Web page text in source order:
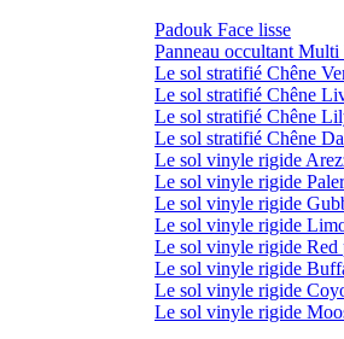
Padouk Face lisse
Panneau occultant
Le sol stratifié Chêne
Le sol stratifié Chêne
Le sol stratifié Chêne
Le sol stratifié Chêne
Le sol vinyle rigide
Le sol vinyle rigide
Le sol vinyle rigide
Le sol vinyle rigide
Le sol vinyle rigide Red
Le sol vinyle rigide
Le sol vinyle rigide
Le sol vinyle rigide